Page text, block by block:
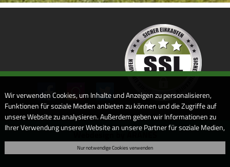
Webdesign by ARANES
Wir verwenden Cookies, um Inhalte und Anzeigen zu personalisieren,
Funktionen für soziale Medien anbieten zu können und die Zugriffe auf
unsere Website zu analysieren. Außerdem geben wir Informationen zu
Ihrer Verwendung unserer Website an unsere Partner für soziale Medien,
Informationen möglicherweise mit weiteren Daten zusammen, die Sie
Nur notwendige Cookies verwenden